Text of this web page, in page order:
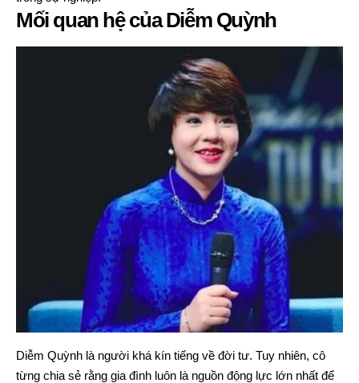
Mối quan hệ của Diễm Quỳnh
Diễm Quỳnh là người khá kín tiếng về đời tư. Tuy nhiên, cô
từng chia sẻ rằng gia đình luôn là nguồn động lực lớn nhất để